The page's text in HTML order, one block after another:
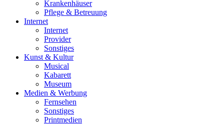
Krankenhäuser
Pflege & Betreuung
Internet
Internet
Provider
Sonstiges
Kunst & Kultur
Musical
Kabarett
Museum
Medien & Werbung
Fernsehen
Sonstiges
Printmedien